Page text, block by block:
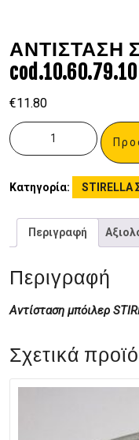
ΑΝΤΙΣΤΑΣΗ
cod.10.60.79.10
€11.80
Κατηγορία: STIRELLA
Περιγραφή
Περιγραφή
Αντίσταση μπόιλερ
Σχετικά